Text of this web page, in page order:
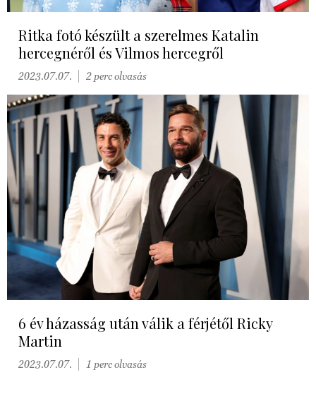
Ritka fotó készült a szerelmes Katalin
hercegnéről és Vilmos hercegről
2023.07.07. 2 perc olvasás
6 év házasság után válik a férjétől Ricky
Martin
2023.07.07. 1 perc olvasás